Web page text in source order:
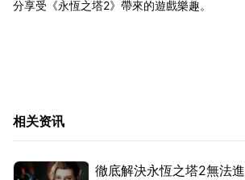
分享受《永恆之塔2》帶來的遊戲樂趣。
相关资讯
徹底解決永恆之塔2無法